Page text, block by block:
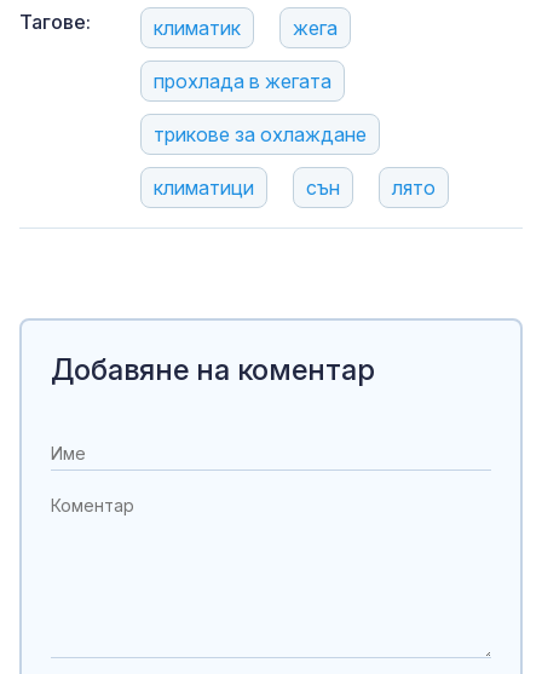
Тагове: климатик жега
прохлада в жегата
трикове за охлаждане
климатици сън лято
Добавяне на коментар